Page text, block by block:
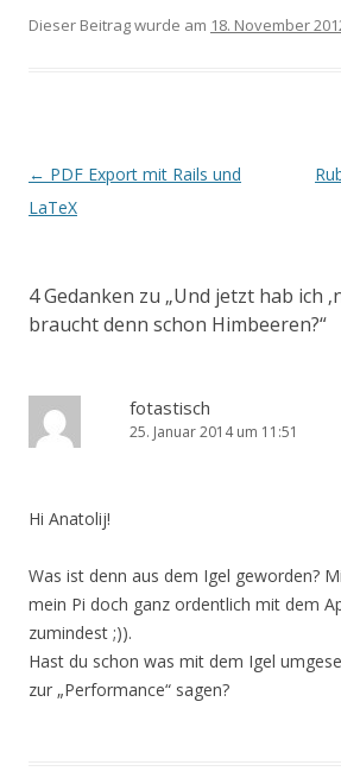
Dieser Beitrag wurde am 18. November
Artikel-Navigation
← PDF Export mit Rails und
LaTeX
4 Gedanken zu „Und jetzt hab ich
braucht denn schon Himbeeren?“
fotastisch
25. Januar 2014 um 11:51
Hi Anatolij!
Was ist denn aus dem Igel geworden?
mein Pi doch ganz ordentlich mit dem
zumindest ;)).
Hast du schon was mit dem Igel
zur „Performance“ sagen?